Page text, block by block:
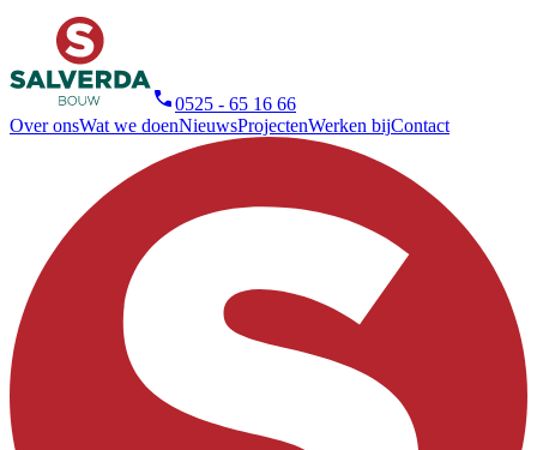
0525 - 65 16 66
Over onsWat we doenNieuwsProjectenWerken bijContact